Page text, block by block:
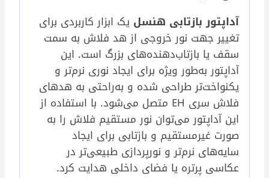
آداپتور بازتابی هنسل یک ابزار کاربردی برای
تغییر جهت نور خروجی از هد فلاش به سمت
سقف یا بازتاب‌دهنده‌های بزرگ است. این
آداپتور به‌طور ویژه برای ایجاد نوری نرم‌تر و
یکنواخت‌تر طراحی شده و به‌راحتی به هدهای
فلاش سری EH متصل می‌شود. با استفاده از
این آداپتور می‌توان نور مستقیم فلاش را به
صورت غیرمستقیم و بازتابی برای ایجاد
سایه‌های نرم‌تر و نورپردازی طبیعی‌تر در
عکاسی پرتره یا فضای داخلی هدایت کرد.